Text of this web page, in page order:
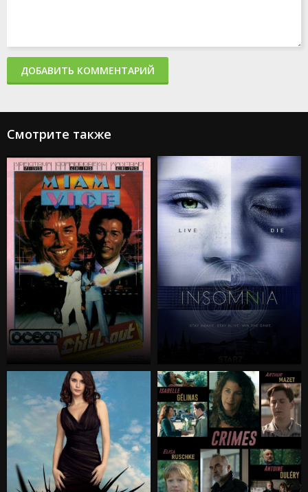
ДОБАВИТЬ КОММЕНТАРИЙ
Смотрите также